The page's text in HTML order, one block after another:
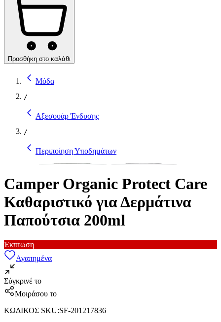
Προσθήκη στο καλάθι
Μόδα
/
Αξεσουάρ Ένδυσης
/
Περιποίηση Υποδημάτων
Camper Organic Protect Care
Καθαριστικό για Δερμάτινα
Παπούτσια 200ml
Έκπτωση
Αγαπημένα
Σύγκρινέ το
Μοιράσου το
ΚΩΔΙΚΟΣ SKU:SF-201217836